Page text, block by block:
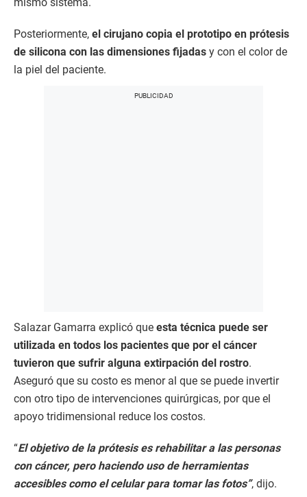
Posteriormente, el cirujano copia el prototipo en prótesis
de silicona con las dimensiones fijadas y con el color de
la piel del paciente.
Salazar Gamarra explicó que esta técnica puede ser
utilizada en todos los pacientes que por el cáncer
tuvieron que sufrir alguna extirpación del rostro.
Aseguró que su costo es menor al que se puede invertir
con otro tipo de intervenciones quirúrgicas, por que el
apoyo tridimensional reduce los costos.
“El objetivo de la prótesis es rehabilitar a las personas
con cáncer, pero haciendo uso de herramientas
accesibles como el celular para tomar las fotos”, dijo.